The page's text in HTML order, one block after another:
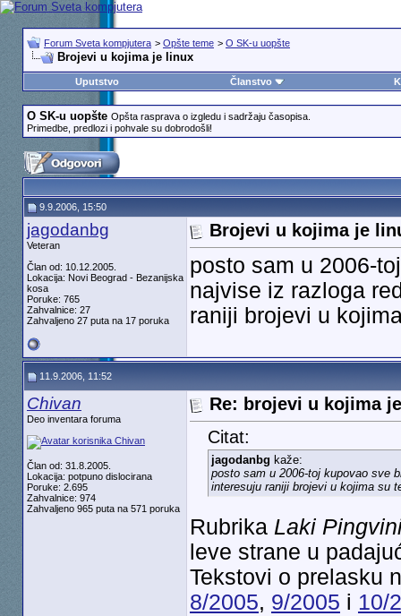
Forum Sveta kompjutera > Opšte teme > O SK-u uopšte
Brojevi u kojima je linux
Uputstvo Članstvo
O SK-u uopšte Opšta rasprava o izgledu i sadržaju časopisa.
Primedbe, predlozi i pohvale su dobrodošli!
9.9.2006, 15:50
jagodanbg
Veteran
Član od: 10.12.2005.
Lokacija: Novi Beograd - Bezanijska
kosa
Poruke: 765
Zahvalnice: 27
Zahvaljeno 27 puta na 17 poruka
Brojevi u kojima je
posto sam u 2006-
najvise iz razloga
raniji brojevi u
11.9.2006, 11:52
Chivan
Deo inventara foruma
Član od: 31.8.2005.
Lokacija: potpuno dislocirana
Poruke: 2.695
Zahvalnice: 974
Zahvaljeno 965 puta na 571 poruka
Re: brojevi u kojima
Citat:
jagodanbg kaže:
posto sam u 2006-toj kupovao sve
interesuju raniji brojevi u kojima su
Rubrika Laki
leve strane u
Tekstovi o prelasku
8/2005, 9/2005 i 10/